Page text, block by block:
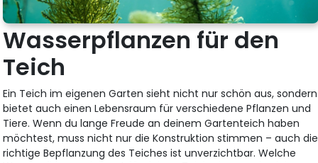
Wasserpflanzen für den
Teich
Ein Teich im eigenen Garten sieht nicht nur schön aus, sondern
bietet auch einen Lebensraum für verschiedene Pflanzen und
Tiere. Wenn du lange Freude an deinem Gartenteich haben
möchtest, muss nicht nur die Konstruktion stimmen – auch die
richtige Bepflanzung des Teiches ist unverzichtbar. Welche